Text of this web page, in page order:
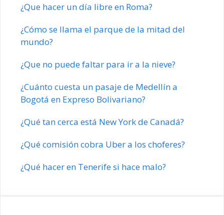
¿Que hacer un día libre en Roma?
¿Cómo se llama el parque de la mitad del
mundo?
¿Que no puede faltar para ir a la nieve?
¿Cuánto cuesta un pasaje de Medellín a
Bogotá en Expreso Bolivariano?
¿Qué tan cerca está New York de Canadá?
¿Qué comisión cobra Uber a los choferes?
¿Qué hacer en Tenerife si hace malo?